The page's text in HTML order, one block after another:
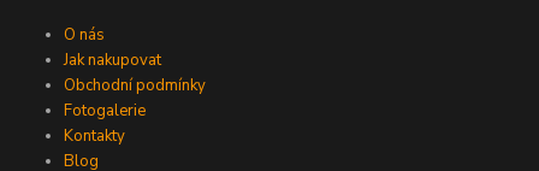
O nás
Jak nakupovat
Obchodní podmínky
Fotogalerie
Kontakty
Blog